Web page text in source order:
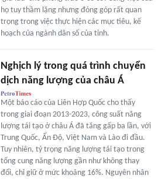
họ tuy thầm lặng nhưng đóng góp rất quan
trọng trong việc thực hiện các mục tiêu, kế
hoạch của ngành dân số của tỉnh.
Nghịch lý trong quá trình chuyển
dịch năng lượng của châu Á
Một báo cáo của Liên Hợp Quốc cho thấy
trong giai đoạn 2013-2023, công suất năng
lượng tái tạo ở châu Á đã tăng gấp ba lần, với
Trung Quốc, Ấn Độ, Việt Nam và Lào đi đầu.
Tuy nhiên, tỷ trọng năng lượng tái tạo trong
tổng cung năng lượng gần như không thay
đổi, chỉ giữ ở mức khoảng 16%. Nguyên nhân